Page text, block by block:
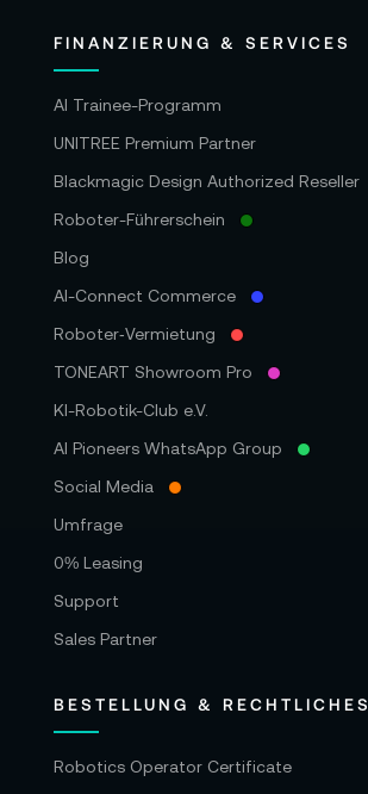
FINANZIERUNG & SERVICES
AI Trainee-Programm
UNITREE Premium Partner
Blackmagic Design Authorized Reseller
Roboter-Führerschein
Blog
AI-Connect Commerce
Roboter‑Vermietung
TONEART Showroom Pro
KI-Robotik-Club e.V.
AI Pioneers WhatsApp Group
Social Media
Umfrage
0% Leasing
Support
Sales Partner
BESTELLUNG & RECHTLICHES
Robotics Operator Certificate